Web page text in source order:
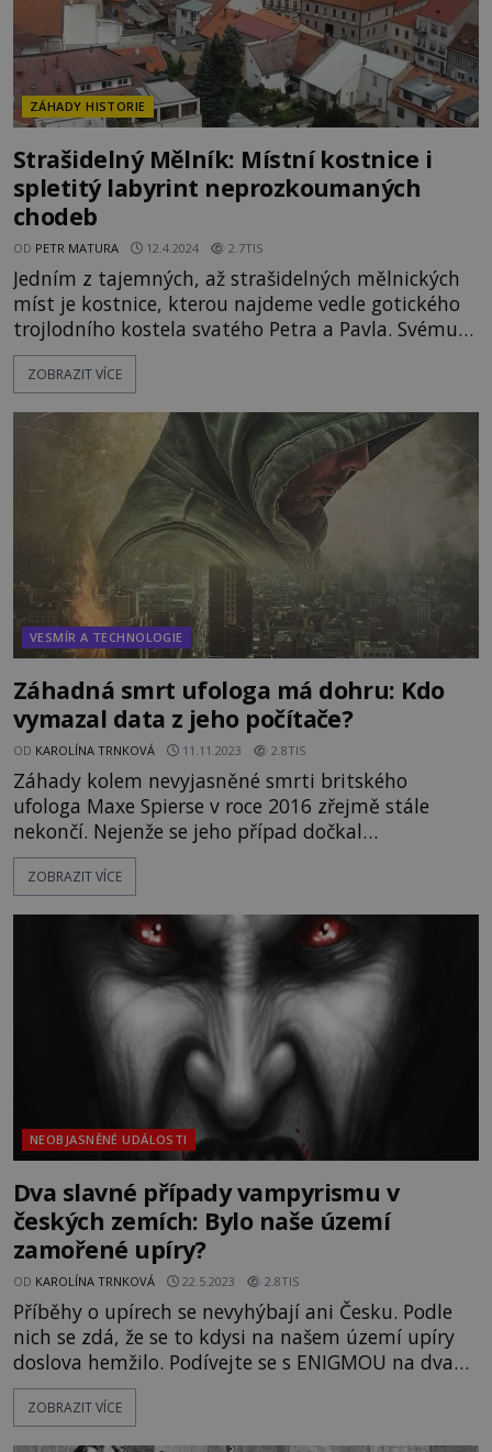
ZÁHADY HISTORIE
Strašidelný Mělník: Místní kostnice i
spletitý labyrint neprozkoumaných
chodeb
OD PETR MATURA 12.4.2024 2.7TIS
Jedním z tajemných, až strašidelných mělnických
míst je kostnice, kterou najdeme vedle gotického
trojlodního kostela svatého Petra a Pavla. Svému
účelu sloužila až do roku 1775 a nachází se v ní až
patnáct tisíc kosterních pozůstatků, převážně po
Jelikož se však ve většině případů nejednalo o
přirozenou smrt,
ZOBRAZIT VÍCE
VESMÍR A TECHNOLOGIE
Záhadná smrt ufologa má dohru: Kdo
vymazal data z jeho počítače?
OD KAROLÍNA TRNKOVÁ 11.11.2023 2.8TIS
Záhady kolem nevyjasněné smrti britského
ufologa Maxe Spierse v roce 2016 zřejmě stále
nekončí. Nejenže se jeho případ dočkal
neuvěřitelně laxního přístupu, dokonce ani s jeho
osobními věcmi se nezacházelo tak, jak předpisy
skutečně někdo snažil umlčet? Prominentní
britský ufolog a konspiračn
ZOBRAZIT VÍCE
NEOBJASNĚNÉ UDÁLOSTI
Dva slavné případy vampyrismu v
českých zemích: Bylo naše území
zamořené upíry?
OD KAROLÍNA TRNKOVÁ 22.5.2023 2.8TIS
Příběhy o upírech se nevyhýbají ani Česku. Podle
nich se zdá, že se to kdysi na našem území upíry
doslova hemžilo. Podívejte se s ENIGMOU na dva
případy, kdy byly údajní upíři odhaleni a
popraveni! Vraždící pastýř Myslata: Skutečnost,
ZOBRAZIT VÍCE